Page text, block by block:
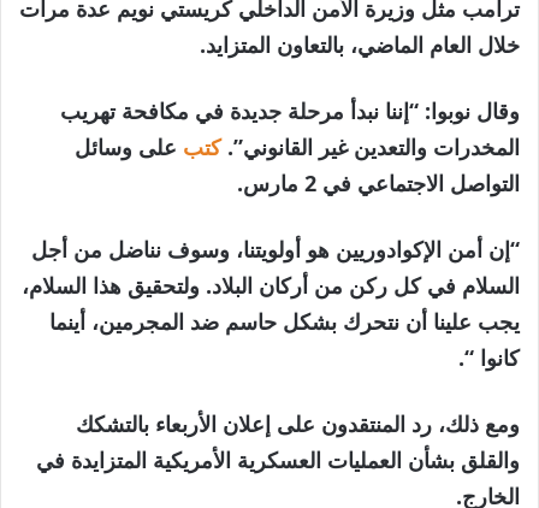
ترامب مثل وزيرة الأمن الداخلي كريستي نويم عدة مرات
خلال العام الماضي، بالتعاون المتزايد.
وقال نوبوا: “إننا نبدأ مرحلة جديدة في مكافحة تهريب
المخدرات والتعدين غير القانوني”.كتب على وسائل
التواصل الاجتماعي في 2 مارس.
“إن أمن الإكوادوريين هو أولويتنا، وسوف نناضل من أجل
السلام في كل ركن من أركان البلاد. ولتحقيق هذا السلام،
يجب علينا أن نتحرك بشكل حاسم ضد المجرمين، أينما
كانوا “.
ومع ذلك، رد المنتقدون على إعلان الأربعاء بالتشكك
والقلق بشأن العمليات العسكرية الأمريكية المتزايدة في
الخارج.